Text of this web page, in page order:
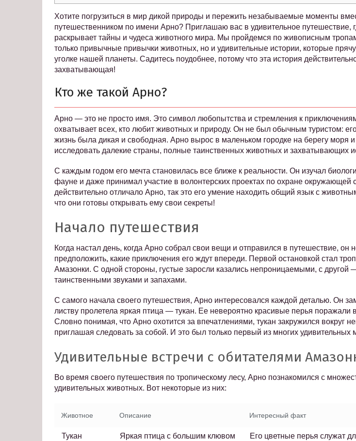
Хотите погрузиться в мир дикой природы и пережить незабываемые моменты
путешественником по имени Арно? Приглашаю вас в удивительное путешествие,
раскрывает тайны и чудеса животного мира. Мы пройдемся по живописным
только привычные привычки животных, но и удивительные истории, которые
уголке нашей планеты. Садитесь поудобнее, потому что эта история
захватывающая!
Кто же такой Арно?
Арно — это не просто имя. Это символ любопытства и стремления к
охватывает всех, кто любит животных и природу. Он не был обычным туристом: его
жизнь была дикая и свободная. Арно вырос в маленьком городке на берегу моря и
исследовать далекие страны, полные таинственных животных и захватывающих
С каждым годом его мечта становилась все ближе к реальности. Он изучал
фауне и даже принимал участие в волонтерских проектах по охране окружающей
действительно отличало Арно, так это его умение находить общий язык с
что они готовы открывать ему свои секреты!
Начало путешествия
Когда настал день, когда Арно собрал свои вещи и отправился в путешествие, он
предположить, какие приключения его ждут впереди. Первой остановкой стал
Амазонки. С одной стороны, густые заросли казались непроницаемыми, с другой
таинственными звуками и запахами.
С самого начала своего путешествия, Арно интересовался каждой деталью. Он
листву пролетела яркая птица — тукан. Ее невероятно красивые перья поражали
Словно понимая, что Арно охотится за впечатлениями, тукан закружился вокруг
приглашая следовать за собой. И это был только первый из многих удивительных
Удивительные встречи с обитателями
Во время своего путешествия по тропическому лесу, Арно познакомился с
удивительных животных. Вот некоторые из них:
Животное Описание Интересный факт
Тукан Яркая птица с большим клювом
Его цветные перья служат